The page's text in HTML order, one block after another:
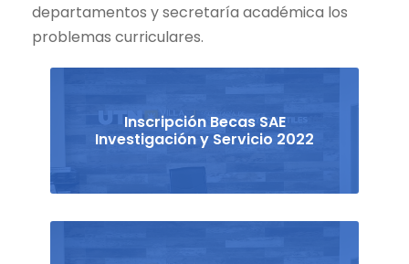
departamentos y secretaría académica los
problemas curriculares.
Inscripción Becas SAE
Investigación y Servicio 2022